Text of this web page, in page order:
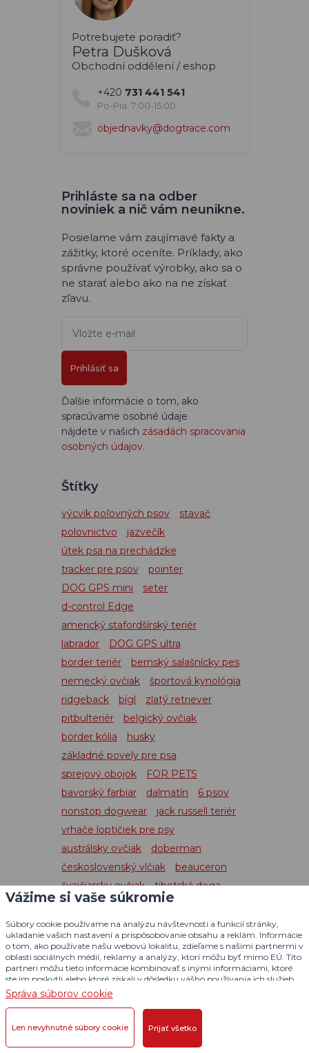
Potrebujete poradiť?
Petra Dušková
Obchodní oddělení / eshop
+420 731 441 541
Po-Pia: 7:00-15:00
objednavky@dogtrace.com
Prihláste sa na odber
noviniek a nič vám neunikne.
Posielame vám zaujímavé fakty a
zážitky, ktoré oceníte. Príklady, ako
správne používať výrobky, ako sa o
ne starať alebo ako na ne získať
zľavu.
Prihlásiť sa
Ďalšie informácie o tom, ako
spracúvame osobné údaje
nájdete v našich zásadách spracovania
osobných údajov.
Štítky
výcvik poľovných psov
stavač
polovnictvo
jazvečík
útek psa na prechádzke
tracker pre psov
pointer
DOG GPS mini
seter
d-control Edge
americký stafordšírský teriér
labrador
DOG GPS ultra
border teriér
bernský salašnícky pes
nemecký ovčiak
športová kynológia
ridgeback
bígl
zlatý retriever
pitbulteriér
belgický ovčiak
border kólia
husky
základné povely pre psa
sprejový obojok
FOR PETS
bavorský farbiar
dalmatín
6 psov
nonstop dogwear
jack russell teriér
vrhače loptičiek pre psy
austrálsky ovčiak
doberman
československý vlčiak
beauceron
švajčiarsky ovčiak
tibetská doga
shiba inu
rotvajler
akita inu
nemecký prepeličiak
západosibírska lajka
tosa inu
bearded kolie
čivava
Prihláste sa na odber našich
Vážime si vaše súkromie
Súbory cookie používame na analýzu návštevnosti a funkcií stránky,
ukladanie vašich nastavení a prispôsobovanie obsahu a reklám. Informácie
o tom, ako používate našu webovú lokalitu, zdieľame s našimi partnermi v
oblasti sociálnych médií, reklamy a analýzy, ktorí môžu byť mimo EÚ. Títo
partneri môžu tieto informácie kombinovať s inými informáciami, ktoré
ste im poskytli alebo ktoré získali v dôsledku vášho používania ich služieb.
Podrobné informácie
Správa súborov cookie
Len nevyhnutné súbory cookie Prijať všetko